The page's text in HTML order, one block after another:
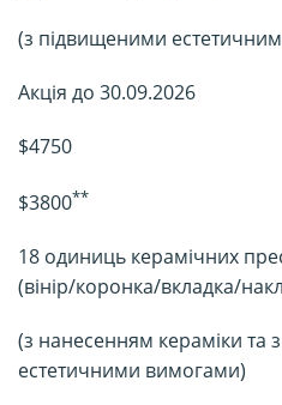
(з підвищеними
Акція до 30.09.2026
$4750
$3800**
18 одиниць керамічних
(вінір/коронка/вкладка/
(з нанесенням кераміки та
естетичними вимогами)